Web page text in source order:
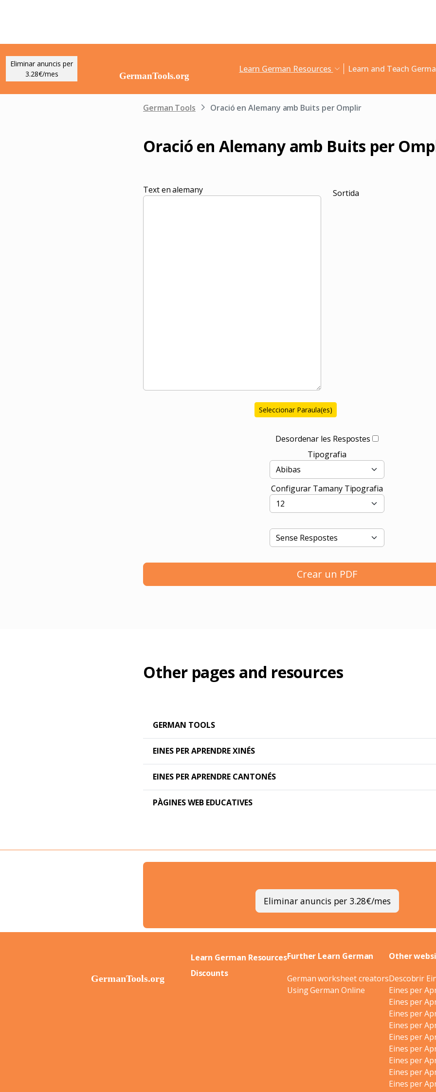
Eliminar anuncis per
3.28€/mes
Learn German Resources Learn and Teach
German Tools Oració en Alemany amb Buits per Omplir
Oració en Alemany amb Buits per
Text en alemany Sortida
Seleccionar Paraula(es)
Desordenar les Respostes
Tipografia
Configurar Tamany Tipografia
Crear un PDF
Other pages and resources
GERMAN TOOLS
EINES PER APRENDRE XINÉS
EINES PER APRENDRE CANTONÉS
PÀGINES WEB EDUCATIVES
Eliminar anuncis per 3.28€/mes
Learn German Resources
Discounts
Further Learn German
German worksheet creators
Using German Online
Other
Descobrir
Eines per
Eines per
Eines per
Eines per
Eines per
Eines per
Eines per
Eines per
Eines per